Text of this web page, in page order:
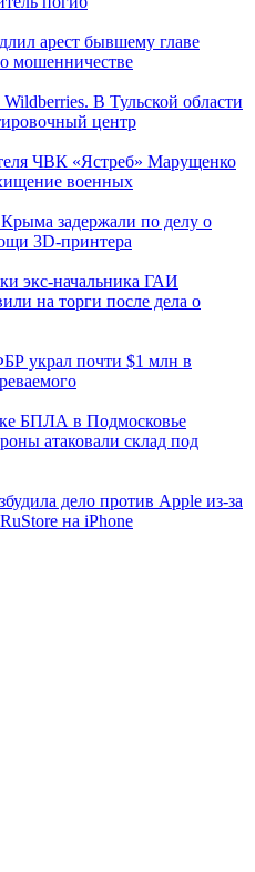
арест бывшему главе
мошенничестве
В Тульской области
центр
ЧВК «Ястреб» Марущенко
военных
задержали по делу о
3D‑принтера
экс-начальника ГАИ
на торги после дела о
украл почти $1 млн в
БПЛА в Подмосковье
атаковали склад под
дело против Apple из-за
на iPhone